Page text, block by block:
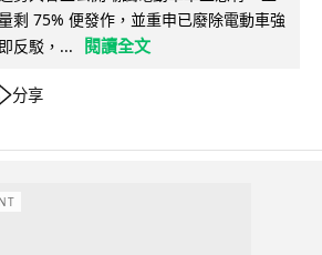
剩 75% 便發作，並重申已廢除電動車強
反駁，...
閱讀全文
分享